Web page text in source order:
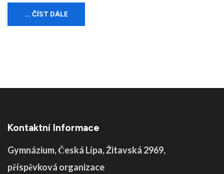
... ČÍST DÁLE
Kontaktní Informace
Gymnázium, Česká Lípa, Žitavská 2969,
příspěvková organizace